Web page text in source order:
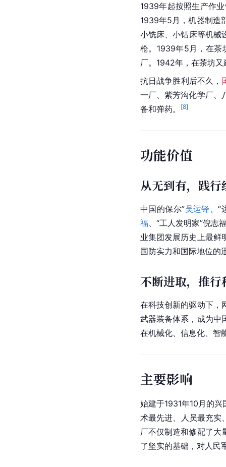
1939年起按照生产作
1939年5月，机器制造
小铣床、小钻床等机械
枪。1939年5月，在茶
厂。1942年，在茶坊又
抗日战争胜利后不久，
一厂、紫芳沟化学厂、
备和弹药。
[8]
功能价值
从无到有，践
中国的保尔”吴运铎 、
福 、“工人发明家”倪志
业集团发展历史上最鲜
国防实力和国际地位的
不断进取，推
在科技创新的驱动下，
武器装备体系，成为中
在机械化 、信息化、
主要影响
始建于1931年10月的
术最先进、人员最充实
厂不仅制造和修配了大
了坚实的基础，对人民